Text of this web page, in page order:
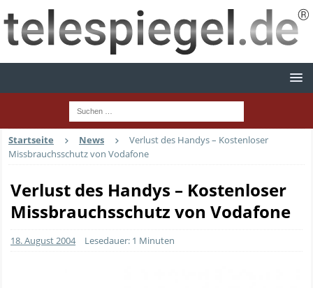
Startseite News
Verlust des Handys – Kostenloser
Missbrauchsschutz von Vodafone
Verlust des Handys – Kostenloser
Missbrauchsschutz von Vodafone
18. August 2004 Lesedauer: 1 Minuten